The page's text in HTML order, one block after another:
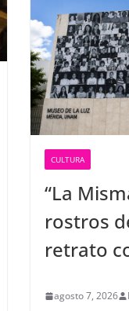
CULTURA
“La
rostros
retrato
agosto 7, 2026